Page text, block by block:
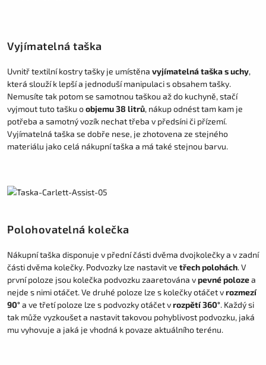
Vyjímatelná taška
Uvnitř textilní kostry tašky je umístěna vyjímatelná taška s uchy,
která slouží k lepší a jednoduší manipulaci s obsahem tašky.
Nemusíte tak potom se samotnou taškou až do kuchyně, stačí
vyjmout tuto tašku oobjemu 38 litrů, nákup odnést tam kam je
potřeba a samotný vozík nechat třeba v předsíni či přízemí.
Vyjímatelná taška se dobře nese, je zhotovena ze stejného
materiálu jako celá nákupní taška a má také stejnou barvu.
Polohovatelná kolečka
Nákupní taška disponuje v přední části dvěma dvojkolečky a v zadní
části dvěma kolečky. Podvozky lze nastavit ve třech polohách. V
první poloze jsou kolečka podvozku zaaretována vpevné polozea
nejde s nimi otáčet. Ve druhé poloze lze s kolečky otáčet vrozmezí
90°a ve třetí poloze lze s podvozky otáčet vrozpětí 360°. Každý si
tak může vyzkoušet a nastavit takovou pohyblivost podvozku, jaká
mu vyhovuje a jaká je vhodná k povaze aktuálního terénu.